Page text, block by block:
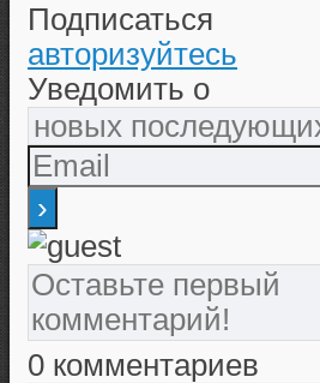
Подписаться
авторизуйтесь
Уведомить о
0 комментариев